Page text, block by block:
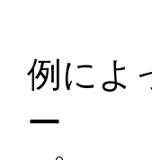
例によ
ー